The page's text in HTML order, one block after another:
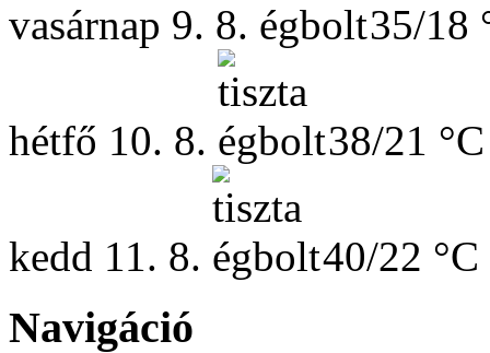
vasárnap 9. 8. 35/18
hétfő 10. 8. 38/21 °C
kedd 11. 8. 40/22 °C
Navigáció